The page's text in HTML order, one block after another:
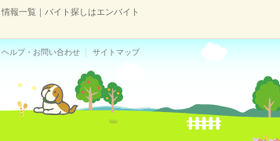
報一覧｜バイト探しはエンバイト
ヘルプ・お問い合わせ サイトマップ